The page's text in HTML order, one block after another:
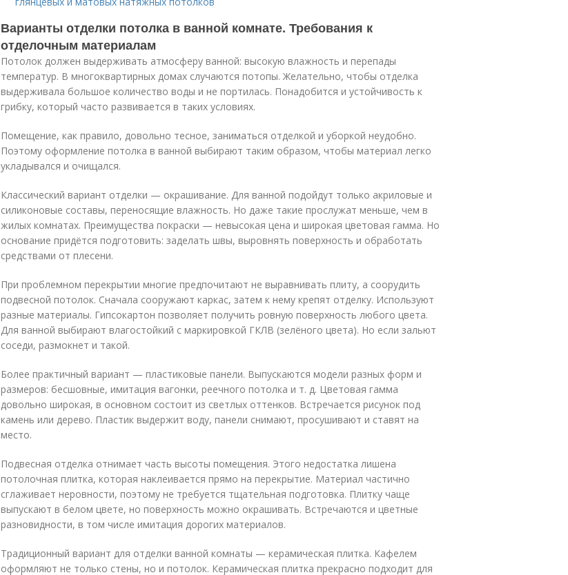
Варианты отделки потолка в ванной комнате. Требования к
отделочным материалам
Потолок должен выдерживать атмосферу ванной: высокую влажность и перепады
температур. В многоквартирных домах случаются потопы. Желательно, чтобы отделка
выдерживала большое количество воды и не портилась. Понадобится и устойчивость к
грибку, который часто развивается в таких условиях.
Помещение, как правило, довольно тесное, заниматься отделкой и уборкой неудобно.
Поэтому оформление потолка в ванной выбирают таким образом, чтобы материал легко
укладывался и очищался.
Классический вариант отделки — окрашивание. Для ванной подойдут только акриловые и
силиконовые составы, переносящие влажность. Но даже такие прослужат меньше, чем в
жилых комнатах. Преимущества покраски — невысокая цена и широкая цветовая гамма. Но
основание придётся подготовить: заделать швы, выровнять поверхность и обработать
средствами от плесени.
При проблемном перекрытии многие предпочитают не выравнивать плиту, а соорудить
подвесной потолок. Сначала сооружают каркас, затем к нему крепят отделку. Используют
разные материалы. Гипсокартон позволяет получить ровную поверхность любого цвета.
Для ванной выбирают влагостойкий с маркировкой ГКЛВ (зелёного цвета). Но если зальют
соседи, размокнет и такой.
Более практичный вариант — пластиковые панели. Выпускаются модели разных форм и
размеров: бесшовные, имитация вагонки, реечного потолка и т. д. Цветовая гамма
довольно широкая, в основном состоит из светлых оттенков. Встречается рисунок под
камень или дерево. Пластик выдержит воду, панели снимают, просушивают и ставят на
место.
Подвесная отделка отнимает часть высоты помещения. Этого недостатка лишена
потолочная плитка, которая наклеивается прямо на перекрытие. Материал частично
сглаживает неровности, поэтому не требуется тщательная подготовка. Плитку чаще
выпускают в белом цвете, но поверхность можно окрашивать. Встречаются и цветные
разновидности, в том числе имитация дорогих материалов.
Традиционный вариант для отделки ванной комнаты — керамическая плитка. Кафелем
оформляют не только стены, но и потолок. Керамическая плитка прекрасно подходит для